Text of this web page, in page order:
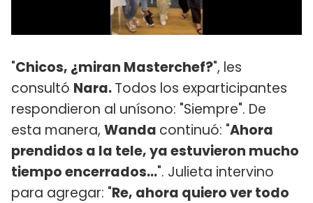
"Chicos, ¿miran Masterchef?", les
consultó Nara.Todos los exparticipantes
respondieron al unísono: "Siempre". De
esta manera, Wanda continuó: "Ahora
prendidos a la tele, ya estuvieron mucho
tiempo encerrados...". Julieta intervino
para agregar: "Re, ahora quiero ver todo